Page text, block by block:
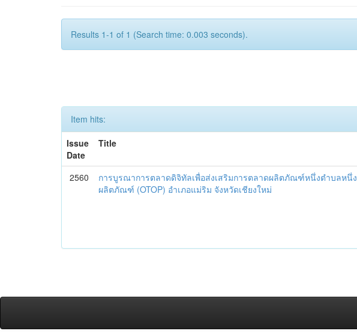
Results 1-1 of 1 (Search time: 0.003 seconds).
Item hits:
Issue
Date
Title
2560
การบูรณาการตลาดดิจิทัลเพื่อส่งเสริมการตลาดผลิตภัณฑ์หนึ่งตำบลหนึ่ง
ผลิตภัณฑ์ (OTOP) อำเภอแม่ริม จังหวัดเชียงใหม่